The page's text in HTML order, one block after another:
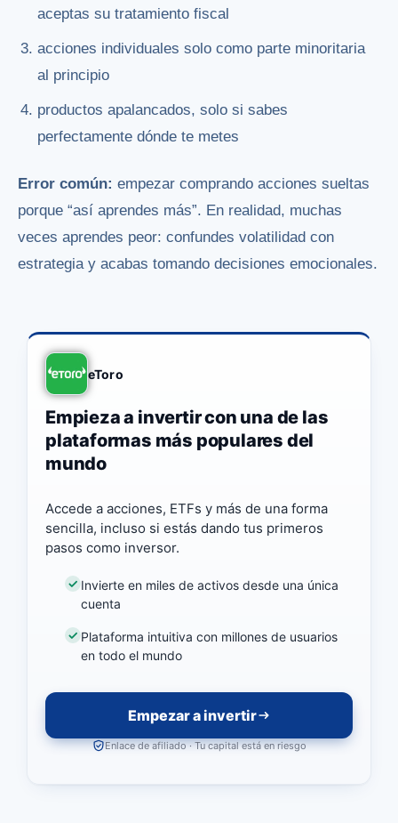
aceptas su tratamiento fiscal
acciones individuales solo como parte minoritaria
al principio
productos apalancados, solo si sabes
perfectamente dónde te metes
Error común: empezar comprando acciones sueltas
porque “así aprendes más”. En realidad, muchas
veces aprendes peor: confundes volatilidad con
estrategia y acabas tomando decisiones emocionales.
eToro
Empieza a invertir con una de las
plataformas más populares del
mundo
Accede a acciones, ETFs y más de una forma
sencilla, incluso si estás dando tus primeros
pasos como inversor.
Invierte en miles de activos desde una única
cuenta
Plataforma intuitiva con millones de usuarios
en todo el mundo
Empezar a invertir
Enlace de afiliado · Tu capital está en riesgo